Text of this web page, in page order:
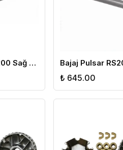
Bajaj Pulsar NS200 Sağ Gidon
₺ 645.00